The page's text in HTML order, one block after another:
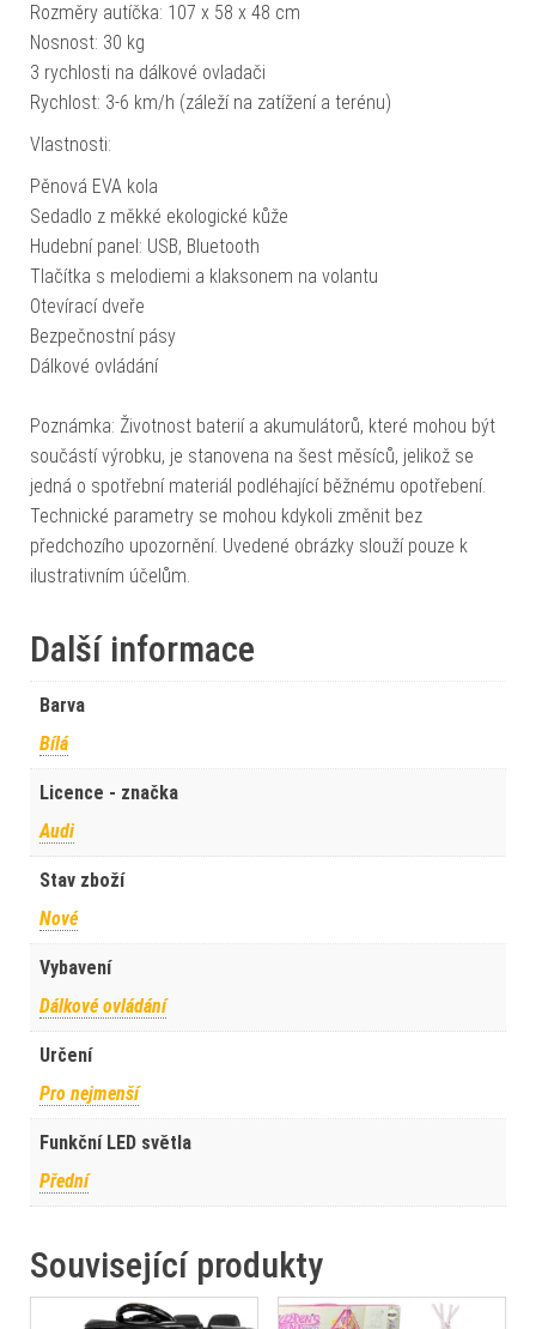
Rozměry autíčka: 107 x 58 x 48 cm
Nosnost: 30 kg
3 rychlosti na dálkové ovladači
Rychlost: 3-6 km/h (záleží na zatížení a terénu)
Vlastnosti:
Pěnová EVA kola
Sedadlo z měkké ekologické kůže
Hudební panel: USB, Bluetooth
Tlačítka s melodiemi a klaksonem na volantu
Otevírací dveře
Bezpečnostní pásy
Dálkové ovládání
Poznámka: Životnost baterií a akumulátorů, které mohou být
součástí výrobku, je stanovena na šest měsíců, jelikož se
jedná o spotřební materiál podléhající běžnému opotřebení.
Technické parametry se mohou kdykoli změnit bez
předchozího upozornění. Uvedené obrázky slouží pouze k
ilustrativním účelům.
Další informace
Barva
Bílá
Licence - značka
Audi
Stav zboží
Nové
Vybavení
Dálkové ovládání
Určení
Pro nejmenší
Funkční LED světla
Přední
Související produkty